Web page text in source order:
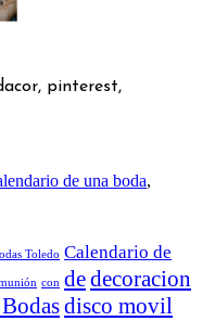
pinterest,
de una boda,
Toledo Calendario de
con dedecoracion
disco movil